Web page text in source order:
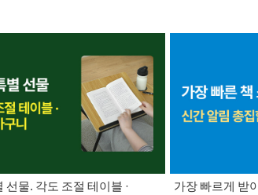
선물. 각도 조절 테이블 ·
가장 빠르게 받